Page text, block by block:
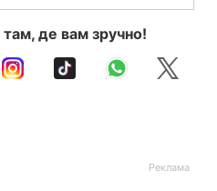
де вам зручно!